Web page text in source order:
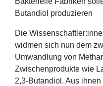
Butandiol produzieren
Die
widmen sich nun dem
Umwandlung von
Zwischenprodukte wie
2,3‑Butandiol. Aus